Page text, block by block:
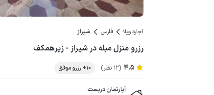
اجاره ویلا فارس شیراز
رزرو منزل مبله در شیراز - زیرهمکف
4.5 (12 نظر) 10+ رزرو موفق
آپارتمان دربست